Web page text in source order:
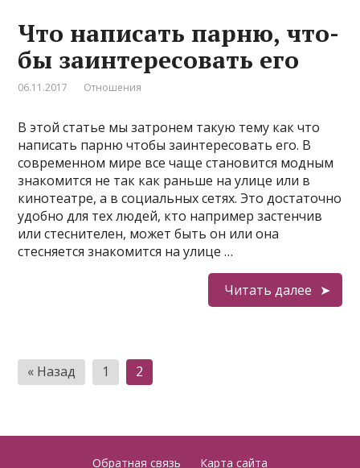
Что написать парню, что-
бы заинтересовать его
06.11.2017 Отношения
В этой статье мы затронем такую тему как что
написать парню чтобы заинтересовать его. В
современном мире все чаще становится модным
знакомится не так как раньше на улице или в
кинотеатре, а в социальных сетях. Это достаточно
удобно для тех людей, кто например застенчив
или стеснителен, может быть он или она
стесняется знакомится на улице …
Читать далее
Пагинация
записей
« Назад 1 2
Обратная связь Карта сайта